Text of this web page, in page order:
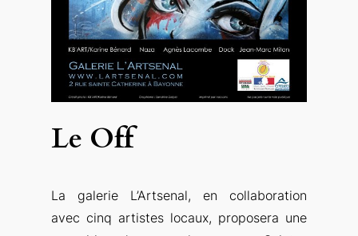
Le Off
La galerie L’Artsenal, en collaboration
avec cinq artistes locaux, proposera une